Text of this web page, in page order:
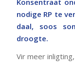
nodige RP te
daal, soos
droogte.
Vir meer